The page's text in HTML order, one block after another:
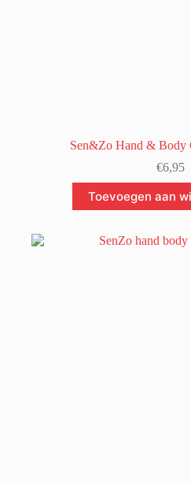
Sen&Zo Hand & Body
€6,95
Toevoegen aan